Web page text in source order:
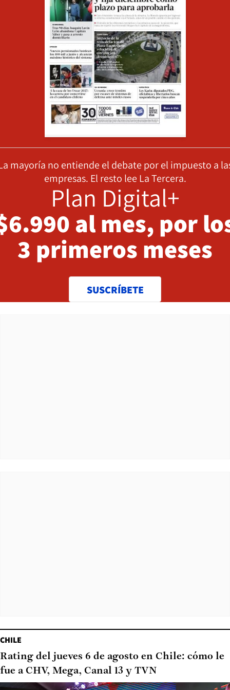
mayoría no entiende el debate por el impuesto a
empresas. El resto lee La Tercera.
Plan Digital+
al mes, por
3 primeros meses
SUSCRÍBETE
CHILE
Rating del jueves 6 de agosto en Chile: cómo le
fue a CHV, Mega, Canal 13 y TVN